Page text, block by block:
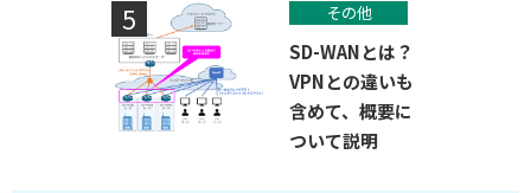
その他
SD-WANとは？
VPNとの違いも
含めて、概要に
ついて説明